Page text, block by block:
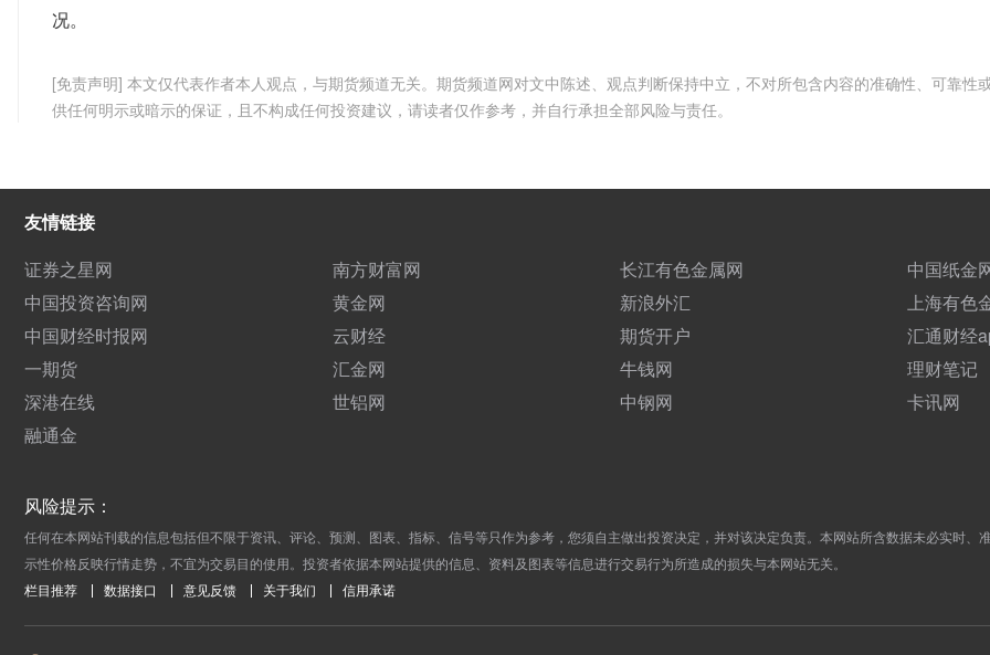
况。
[免责声明] 本文仅代表作者本人观点，与期货频道无关。期货频道网对文中陈述、观点判断保持中立，不对所包含内容的准确性、可靠性
供任何明示或暗示的保证，且不构成任何投资建议，请读者仅作参考，并自行承担全部风险与责任。
友情链接
证券之星网
南方财富网 长江有色金属网 中国纸金
中国投资咨询网
黄金网 新浪外汇 上海有色
中国财经时报网
云财经 期货开户 汇通财经
一期货
汇金网 牛钱网 理财笔记
深港在线
世铝网 中钢网 卡讯网
融通金
风险提示：
任何在本网站刊载的信息包括但不限于资讯、评论、预测、图表、指标、信号等只作为参考，您须自主做出投资决定，并对该决定负责。本网站所含数据未必实时
示性价格反映行情走势，不宜为交易目的使用。投资者依据本网站提供的信息、资料及图表等信息进行交易行为所造成的损失与本网站无关。
栏目推荐
数据接口 意见反馈 关于我们 信用承诺